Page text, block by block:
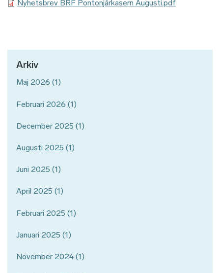
Nyhetsbrev BRF Pontonjärkasern Augusti.pdf
Arkiv
Maj 2026 (1)
Februari 2026 (1)
December 2025 (1)
Augusti 2025 (1)
Juni 2025 (1)
April 2025 (1)
Februari 2025 (1)
Januari 2025 (1)
November 2024 (1)